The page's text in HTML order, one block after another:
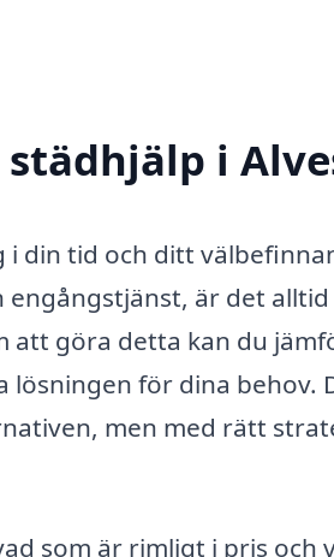
i
din tid och ditt
är det alltid
att göra detta kan du
för dina behov.
men med rätt
som är rimligt i pris och